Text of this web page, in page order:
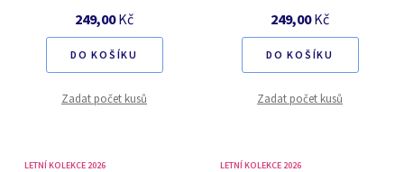
249,00Kč
DO KOŠÍKU
Zadat počet kusů
249,00Kč
DO KOŠÍKU
Zadat počet kusů
LETNÍ KOLEKCE 2026
LETNÍ KOLEKCE 2026